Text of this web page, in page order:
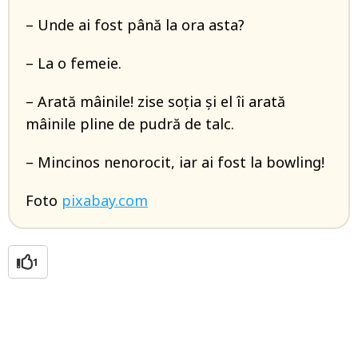
– Unde ai fost până la ora asta?
– La o femeie.
– Arată mâinile! zise soția și el îi arată
mâinile pline de pudră de talc.
– Mincinos nenorocit, iar ai fost la bowling!
Foto pixabay.com
1